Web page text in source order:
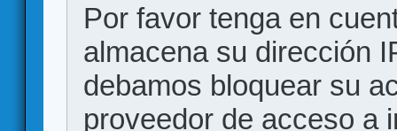
Por favor tenga en
almacena su dirección
debamos bloquear su
proveedor de acceso a